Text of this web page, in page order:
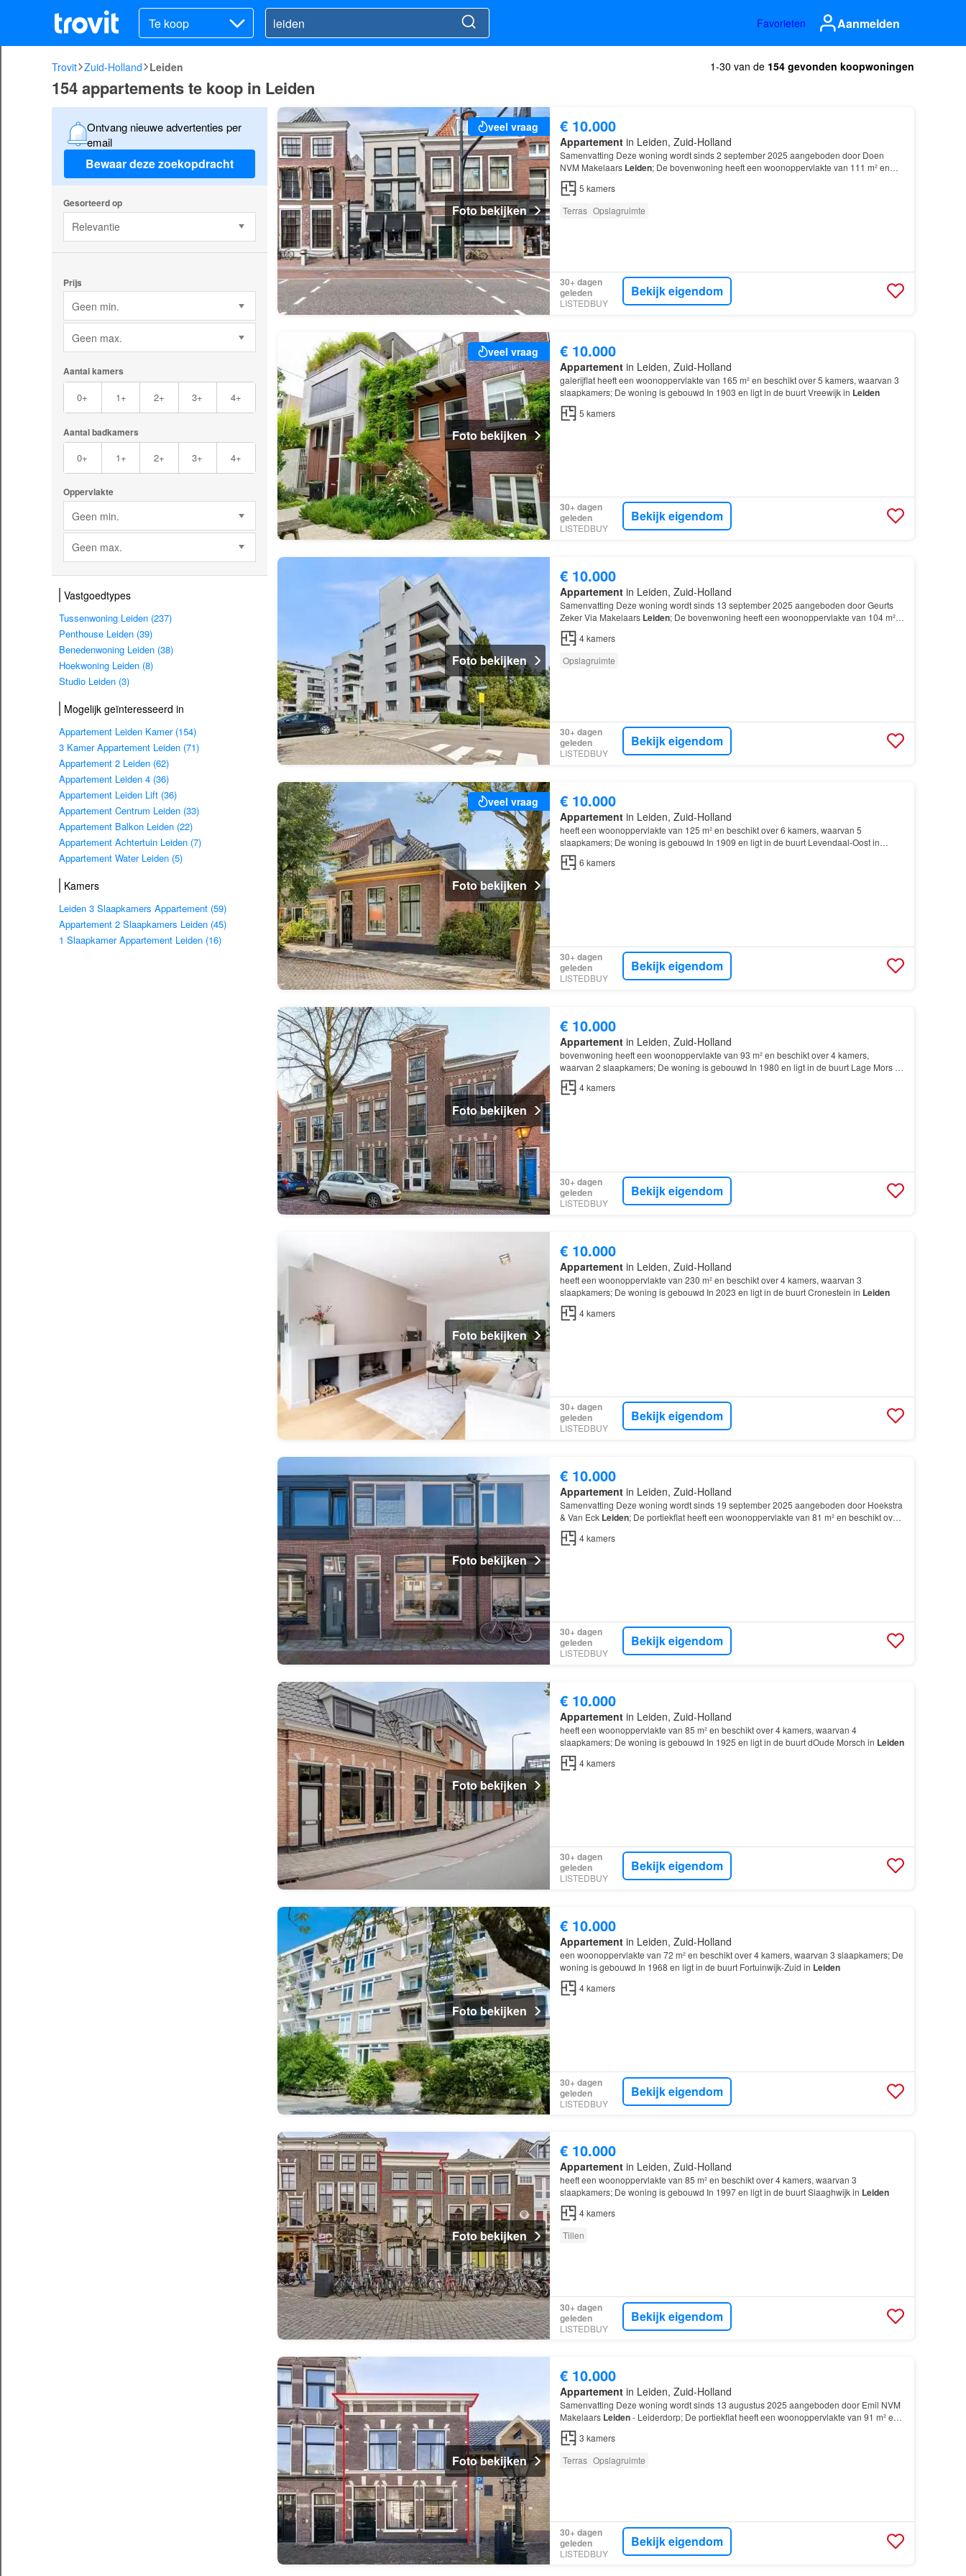
Te koop Favorieten Aanmelden
Trovit Zuid-Holland Leiden 1-30 van de 154 gevonden koopwoningen
154 appartements te koop in Leiden
Ontvang nieuwe advertenties per
email
Bewaar deze zoekopdracht
Gesorteerd op
Relevantie
Prijs
Geen min.
Geen max.
Aantal kamers
0+ 1+ 2+ 3+ 4+
Aantal badkamers
0+ 1+ 2+ 3+ 4+
Oppervlakte
Geen min.
Geen max.
Vastgoedtypes
Tussenwoning Leiden (237)
Penthouse Leiden (39)
Benedenwoning Leiden (38)
Hoekwoning Leiden (8)
Studio Leiden (3)
Mogelijk geïnteresseerd in
Appartement Leiden Kamer (154)
3 Kamer Appartement Leiden (71)
Appartement 2 Leiden (62)
Appartement Leiden 4 (36)
Appartement Leiden Lift (36)
Appartement Centrum Leiden (33)
Appartement Balkon Leiden (22)
Appartement Achtertuin Leiden (7)
Appartement Water Leiden (5)
Kamers
Leiden 3 Slaapkamers Appartement (59)
Appartement 2 Slaapkamers Leiden (45)
1 Slaapkamer Appartement Leiden (16)
veel vraag
Foto bekijken
€ 10.000
Appartementin Leiden, Zuid-Holland
Samenvatting Deze woning wordt sinds 2 september 2025 aangeboden door Doen
NVM Makelaars Leiden; De bovenwoning heeft een woonoppervlakte van 111 m² en
beschikt over 5 kamers, waarvan 3 slaapkamers; De woning is gebouwd In 19…
5 kamers
Terras Opslagruimte
30+ dagen
geleden
LISTEDBUY
Bekijk eigendom
veel vraag
Foto bekijken
€ 10.000
Appartementin Leiden, Zuid-Holland
galerijflat heeft een woonoppervlakte van 165 m² en beschikt over 5 kamers, waarvan 3
slaapkamers; De woning is gebouwd In 1903 en ligt in de buurt Vreewijk in Leiden
5 kamers
30+ dagen
geleden
LISTEDBUY
Bekijk eigendom
Foto bekijken
€ 10.000
Appartementin Leiden, Zuid-Holland
Samenvatting Deze woning wordt sinds 13 september 2025 aangeboden door Geurts
Zeker Via Makelaars Leiden; De bovenwoning heeft een woonoppervlakte van 104 m²
en beschikt over 4 kamers, waarvan 3 slaapkamers; De woning is gebo…
4kamers
Opslagruimte
30+ dagen
geleden
LISTEDBUY
Bekijk eigendom
veel vraag
Foto bekijken
€ 10.000
Appartementin Leiden, Zuid-Holland
heeft een woonoppervlakte van 125 m² en beschikt over 6 kamers, waarvan 5
slaapkamers; De woning is gebouwd In 1909 en ligt in de buurt Levendaal-Oost in
Leiden
6 kamers
30+ dagen
geleden
LISTEDBUY
Bekijk eigendom
Foto bekijken
€ 10.000
Appartementin Leiden, Zuid-Holland
bovenwoning heeft een woonoppervlakte van 93 m² en beschikt over 4 kamers,
waarvan 2 slaapkamers; De woning is gebouwd In 1980 en ligt in de buurt Lage Mors in
Leiden
4kamers
30+ dagen
geleden
LISTEDBUY
Bekijk eigendom
Foto bekijken
€ 10.000
Appartementin Leiden, Zuid-Holland
heeft een woonoppervlakte van 230 m² en beschikt over 4 kamers, waarvan 3
slaapkamers; De woning is gebouwd In 2023 en ligt in de buurt Cronestein in Leiden
4kamers
30+ dagen
geleden
LISTEDBUY
Bekijk eigendom
Foto bekijken
€ 10.000
Appartementin Leiden, Zuid-Holland
Samenvatting Deze woning wordt sinds 19 september 2025 aangeboden door Hoekstra
& Van Eck Leiden; De portiekflat heeft een woonoppervlakte van 81 m² en beschikt over
4 kamers, waarvan 2 slaapkamers; De woning is gebouwd In 19…
4kamers
30+ dagen
geleden
LISTEDBUY
Bekijk eigendom
Foto bekijken
€ 10.000
Appartementin Leiden, Zuid-Holland
heeft een woonoppervlakte van 85 m² en beschikt over 4 kamers, waarvan 4
slaapkamers; De woning is gebouwd In 1925 en ligt in de buurt dOude Morsch in Leiden
4kamers
30+ dagen
geleden
LISTEDBUY
Bekijk eigendom
Foto bekijken
€ 10.000
Appartementin Leiden, Zuid-Holland
een woonoppervlakte van 72 m² en beschikt over 4 kamers, waarvan 3 slaapkamers; De
woning is gebouwd In 1968 en ligt in de buurt Fortuinwijk-Zuid in Leiden
4kamers
30+ dagen
geleden
LISTEDBUY
Bekijk eigendom
Foto bekijken
€ 10.000
Appartementin Leiden, Zuid-Holland
heeft een woonoppervlakte van 85 m² en beschikt over 4 kamers, waarvan 3
slaapkamers; De woning is gebouwd In 1997 en ligt in de buurt Slaaghwijk in Leiden
4kamers
Tillen
30+ dagen
geleden
LISTEDBUY
Bekijk eigendom
Foto bekijken
€ 10.000
Appartementin Leiden, Zuid-Holland
Samenvatting Deze woning wordt sinds 13 augustus 2025 aangeboden door Emil NVM
Makelaars Leiden- Leiderdorp; De portiekflat heeft een woonoppervlakte van 91 m² en
beschikt over 3 kamers, waarvan 2 slaapkamers; De woning is g…
3 kamers
Terras Opslagruimte
30+ dagen
geleden
LISTEDBUY
Bekijk eigendom